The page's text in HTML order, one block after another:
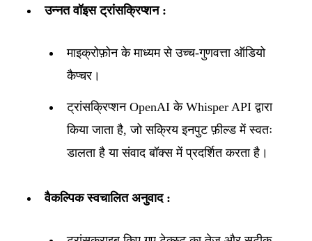
उन्नत वॉइस ट्रांसक्रिप्शन :
माइक्रोफ़ोन के माध्यम से उच्च-गुणवत्ता ऑडियो
कैप्चर।
ट्रांसक्रिप्शन OpenAI के Whisper API द्वारा
किया जाता है, जो सक्रिय इनपुट फ़ील्ड में स्वतः
डालता है या संवाद बॉक्स में प्रदर्शित करता है।
वैकल्पिक स्वचालित अनुवाद :